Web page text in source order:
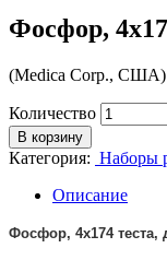
Фосфор,
(Medica Corp., США)
Количество
В корзину
Категория: Наборы
Описание
Фосфор, 4х174